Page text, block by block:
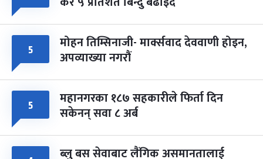
५ मोहन तिम्सिनाजी- मार्क्सवाद देववाणी होइन,
अपव्याख्या नगरौं
५ महानगरका १८७ सहकारीले फिर्ता दिन
सकेनन् सवा ८ अर्ब
ब्लु बस सेवाबाट लैंगिक असमानतालाई